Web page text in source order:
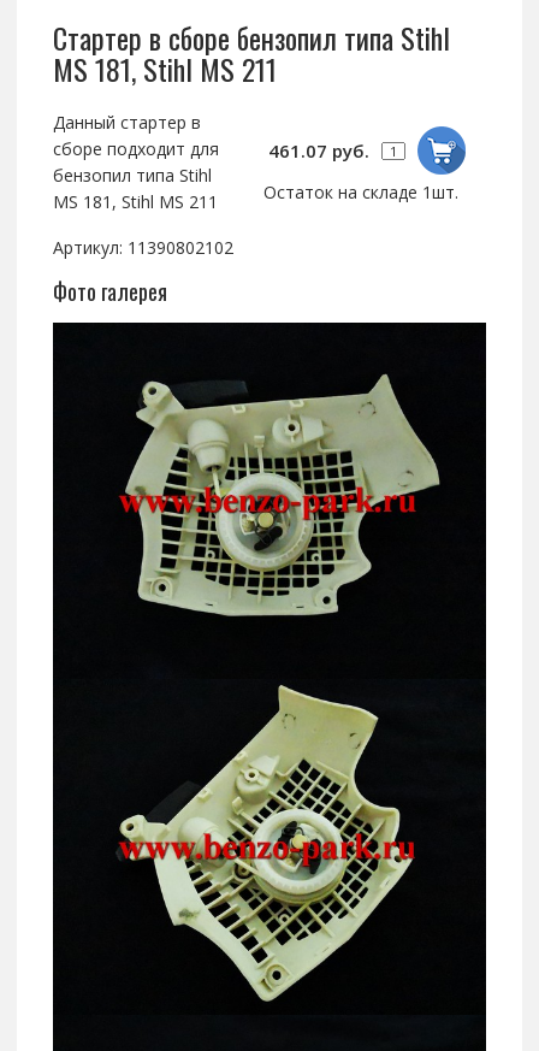
Стартер в сборе бензопил типа Stihl
MS 181, Stihl MS 211
461.07 руб.
Остаток на складе 1шт.
Данный стартер в
сборе подходит для
бензопил типа Stihl
MS 181, Stihl MS 211
Артикул: 11390802102
Фото галерея